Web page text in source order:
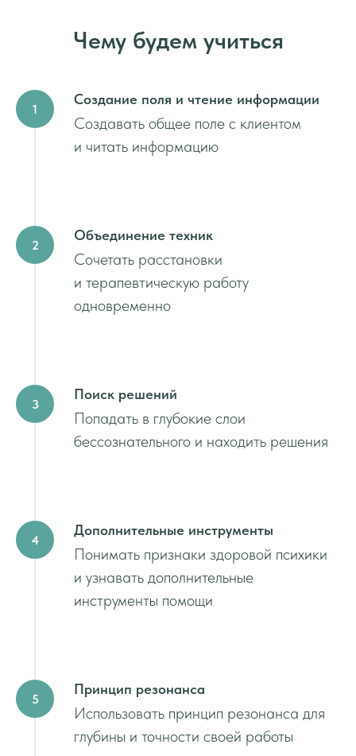
Чему будем учиться
Создание поля и чтение информации
Создавать общее поле с клиентом
и читать информацию
Объединение техник
Сочетать расстановки
и терапевтическую работу
одновременно
Поиск решений
Попадать в глубокие слои
бессознательного и находить решения
Дополнительные инструменты
Понимать признаки здоровой психики
и узнавать дополнительные
инструменты помощи
Принцип резонанса
Использовать принцип резонанса для
глубины и точности своей работы